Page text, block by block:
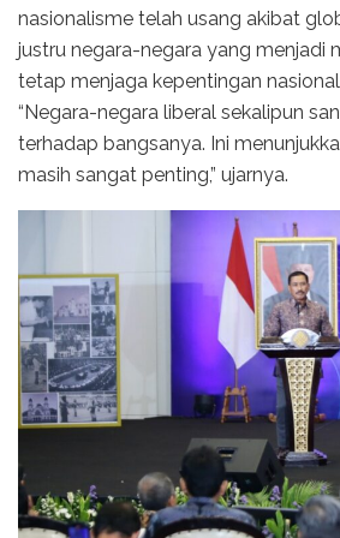
nasionalisme telah usang akibat
justru negara-negara yang menjadi
tetap menjaga kepentingan
“Negara-negara liberal sekalipun
terhadap bangsanya. Ini
masih sangat penting,” ujarnya.